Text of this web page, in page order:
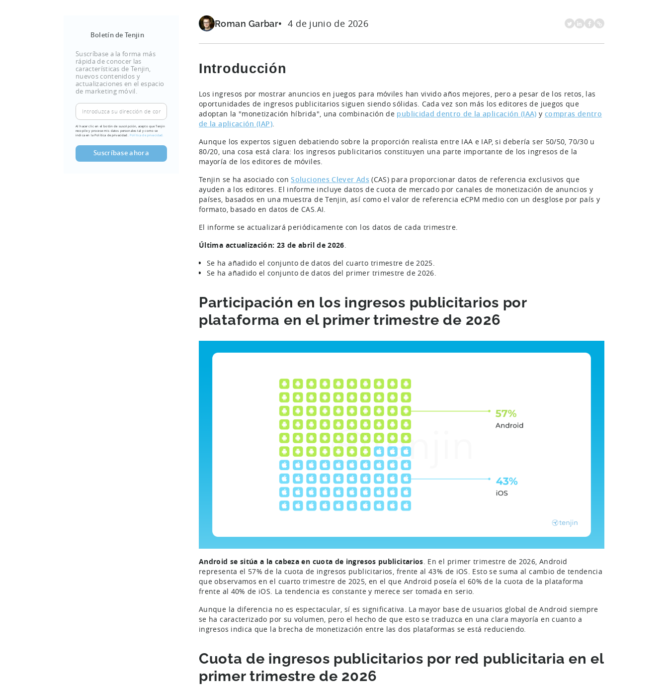
Boletín de Tenjin
Suscríbase a la forma más
rápida de conocer las
características de Tenjin,
nuevos contenidos y
actualizaciones en el espacio
de marketing móvil.
Al hacer clic en el botón de suscripción, acepto que Tenjin
recopile y procese mis datos personales tal y como se
indica en la Política de privacidad. Política de privacidad.
Roman Garbar 4 de junio de 2026
Introducción
Los ingresos por mostrar anuncios en juegos para móviles han vivido años mejores, pero a pesar de los retos, las
oportunidades de ingresos publicitarios siguen siendo sólidas. Cada vez son más los editores de juegos que
adoptan la "monetización híbrida", una combinación de publicidad dentro de la aplicación (IAA) y compras dentro
de la aplicación (IAP).
Aunque los expertos siguen debatiendo sobre la proporción realista entre IAA e IAP, si debería ser 50/50, 70/30 u
80/20, una cosa está clara: los ingresos publicitarios constituyen una parte importante de los ingresos de la
mayoría de los editores de móviles.
Tenjin se ha asociado conSoluciones Clever Ads(CAS) para proporcionar datos de referencia exclusivos que
ayuden a los editores. El informe incluye datos de cuota de mercado por canales de monetización de anuncios y
países, basados en una muestra de Tenjin, así como el valor de referencia eCPM medio con un desglose por país y
formato, basado en datos de CAS.AI.
El informe se actualizará periódicamente con los datos de cada trimestre.
Última actualización: 23 de abril de 2026.
Se ha añadido el conjunto de datos del cuarto trimestre de 2025.
Se ha añadido el conjunto de datos del primer trimestre de 2026.
Participación en los ingresos publicitarios por
plataforma en el primer trimestre de 2026
Android se sitúa a la cabeza en cuota de ingresos publicitarios. En el primer trimestre de 2026, Android
representa el 57% de la cuota de ingresos publicitarios, frente al 43% de iOS. Esto se suma al cambio de tendencia
que observamos en el cuarto trimestre de 2025, en el que Android poseía el 60% de la cuota de la plataforma
frente al 40% de iOS. La tendencia es constante y merece ser tomada en serio.
Aunque la diferencia no es espectacular, sí es significativa. La mayor base de usuarios global de Android siempre
se ha caracterizado por su volumen, pero el hecho de que esto se traduzca en una clara mayoría en cuanto a
ingresos indica que la brecha de monetización entre las dos plataformas se está reduciendo.
Cuota de ingresos publicitarios por red publicitaria en el
primer trimestre de 2026